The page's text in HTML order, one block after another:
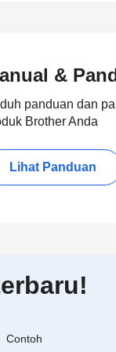
&
panduan dan
Brother Anda
Lihat Panduan
Contoh